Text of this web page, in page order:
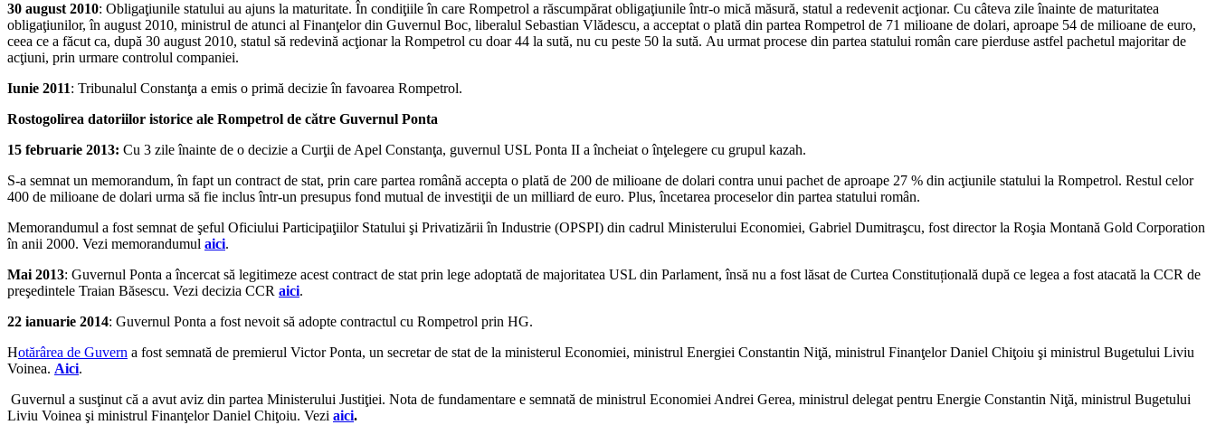
30 august 2010: Obligaţiunile statului au ajuns la maturitate. În condiţiile în care Rompetrol a răscumpărat obligaţiunile într-o mică măsură, statul a redevenit acţionar. Cu câteva zile înainte de maturitatea
obligaţiunilor, în august 2010, ministrul de atunci al Finanţelor din Guvernul Boc, liberalul Sebastian Vlădescu, a acceptat o plată din partea Rompetrol de 71 milioane de dolari, aproape 54 de milioane de euro,
ceea ce a făcut ca, după 30 august 2010, statul să redevină acţionar la Rompetrol cu doar 44 la sută, nu cu peste 50 la sută. Au urmat procese din partea statului român care pierduse astfel pachetul majoritar de
acţiuni, prin urmare controlul companiei.
Iunie 2011: Tribunalul Constanţa a emis o primă decizie în favoarea Rompetrol.
Rostogolirea datoriilor istorice ale Rompetrol de către Guvernul Ponta
15 februarie 2013: Cu 3 zile înainte de o decizie a Curţii de Apel Constanţa, guvernul USL Ponta II a încheiat o înţelegere cu grupul kazah.
S-a semnat un memorandum, în fapt un contract de stat, prin care partea română accepta o plată de 200 de milioane de dolari contra unui pachet de aproape 27 % din acţiunile statului la Rompetrol. Restul celor
400 de milioane de dolari urma să fie inclus într-un presupus fond mutual de investiţii de un milliard de euro. Plus, încetarea proceselor din partea statului român.
Memorandumul a fost semnat de şeful Oficiului Participaţiilor Statului şi Privatizării în Industrie (OPSPI) din cadrul Ministerului Economiei, Gabriel Dumitraşcu, fost director la Roşia Montană Gold Corporation
în anii 2000. Vezi memorandumul aici.
Mai 2013: Guvernul Ponta a încercat să legitimeze acest contract de stat prin lege adoptată de majoritatea USL din Parlament, însă nu a fost lăsat de Curtea Constituțională după ce legea a fost atacată la CCR de
preşedintele Traian Băsescu. Vezi decizia CCR aici.
22 ianuarie 2014: Guvernul Ponta a fost nevoit să adopte contractul cu Rompetrol prin HG.
Hotărârea de Guvern a fost semnată de premierul Victor Ponta, un secretar de stat de la ministerul Economiei, ministrul Energiei Constantin Niţă, ministrul Finanţelor Daniel Chiţoiu şi ministrul Bugetului Liviu
Voinea. Aici.
Guvernul a susţinut că a avut aviz din partea Ministerului Justiţiei. Nota de fundamentare e semnată de ministrul Economiei Andrei Gerea, ministrul delegat pentru Energie Constantin Niţă, ministrul Bugetului
Liviu Voinea şi ministrul Finanţelor Daniel Chiţoiu. Vezi aici.